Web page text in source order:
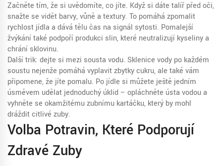
Začněte tím, že si uvědomíte, co jíte. Když si dáte talíř před oči,
snažte se vidět barvy, vůně a textury. To pomáhá zpomalit
rychlost jídla a dává tělu čas na signál sytosti. Pomalejší
žvýkání také podpoří produkci slin, které neutralizují kyseliny a
chrání sklovinu.
Další trik: dejte si mezi sousta vodu. Sklenice vody po každém
soustu nejenže pomáhá vyplavit zbytky cukru, ale také vám
připomene, že jíte pomalu. Po jídle si můžete ještě jedním
úsměvem udělat jednoduchý úklid – opláchněte ústa vodou a
vyhněte se okamžitému zubnímu kartáčku, který by mohl
dráždit citlivé zuby.
Volba Potravin, Které Podporují
Zdravé Zuby